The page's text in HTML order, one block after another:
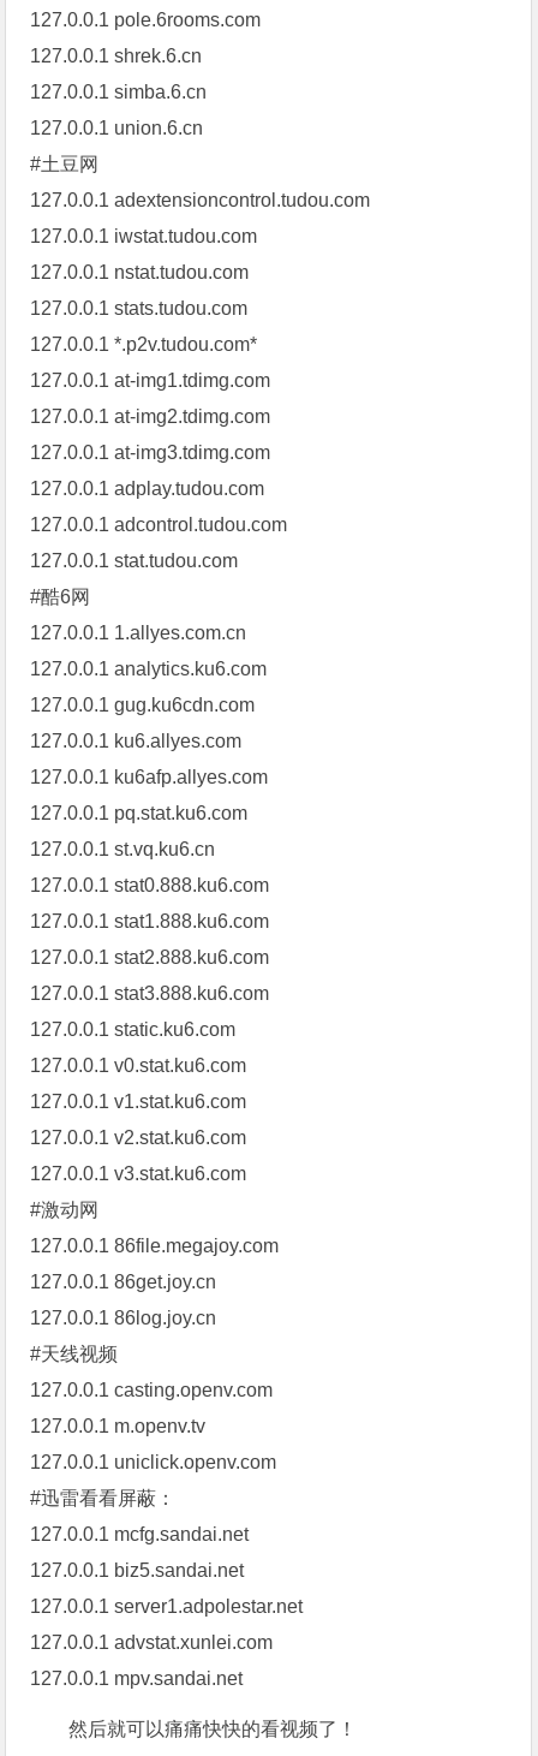
127.0.0.1 pole.6rooms.com
127.0.0.1 shrek.6.cn
127.0.0.1 simba.6.cn
127.0.0.1 union.6.cn
#土豆网
127.0.0.1 adextensioncontrol.tudou.com
127.0.0.1 iwstat.tudou.com
127.0.0.1 nstat.tudou.com
127.0.0.1 stats.tudou.com
127.0.0.1 *.p2v.tudou.com*
127.0.0.1 at-img1.tdimg.com
127.0.0.1 at-img2.tdimg.com
127.0.0.1 at-img3.tdimg.com
127.0.0.1 adplay.tudou.com
127.0.0.1 adcontrol.tudou.com
127.0.0.1 stat.tudou.com
#酷6网
127.0.0.1 1.allyes.com.cn
127.0.0.1 analytics.ku6.com
127.0.0.1 gug.ku6cdn.com
127.0.0.1 ku6.allyes.com
127.0.0.1 ku6afp.allyes.com
127.0.0.1 pq.stat.ku6.com
127.0.0.1 st.vq.ku6.cn
127.0.0.1 stat0.888.ku6.com
127.0.0.1 stat1.888.ku6.com
127.0.0.1 stat2.888.ku6.com
127.0.0.1 stat3.888.ku6.com
127.0.0.1 static.ku6.com
127.0.0.1 v0.stat.ku6.com
127.0.0.1 v1.stat.ku6.com
127.0.0.1 v2.stat.ku6.com
127.0.0.1 v3.stat.ku6.com
#激动网
127.0.0.1 86file.megajoy.com
127.0.0.1 86get.joy.cn
127.0.0.1 86log.joy.cn
#天线视频
127.0.0.1 casting.openv.com
127.0.0.1 m.openv.tv
127.0.0.1 uniclick.openv.com
#迅雷看看屏蔽：
127.0.0.1 mcfg.sandai.net
127.0.0.1 biz5.sandai.net
127.0.0.1 server1.adpolestar.net
127.0.0.1 advstat.xunlei.com
127.0.0.1 mpv.sandai.net
然后就可以痛痛快快的看视频了！